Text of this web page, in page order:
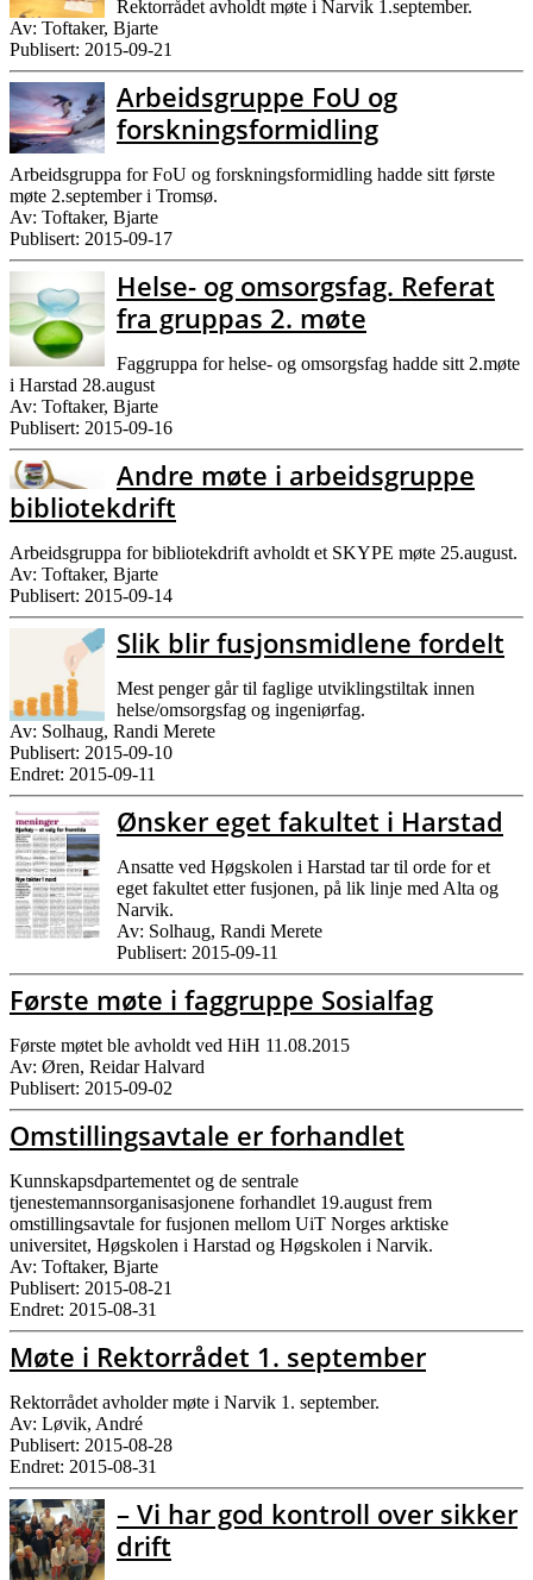
Rektorrådet avholdt møte i Narvik 1.september.
Av: Toftaker, Bjarte
Publisert: 2015-09-21
Arbeidsgruppe FoU og
forskningsformidling
Arbeidsgruppa for FoU og forskningsformidling hadde sitt første
møte 2.september i Tromsø.
Av: Toftaker, Bjarte
Publisert: 2015-09-17
Helse- og omsorgsfag. Referat
fra gruppas 2. møte
Faggruppa for helse- og omsorgsfag hadde sitt 2.møte
i Harstad 28.august
Av: Toftaker, Bjarte
Publisert: 2015-09-16
Andre møte i arbeidsgruppe
bibliotekdrift
Arbeidsgruppa for bibliotekdrift avholdt et SKYPE møte 25.august.
Av: Toftaker, Bjarte
Publisert: 2015-09-14
Slik blir fusjonsmidlene fordelt
Mest penger går til faglige utviklingstiltak innen
helse/omsorgsfag og ingeniørfag.
Av: Solhaug, Randi Merete
Publisert: 2015-09-10
Endret: 2015-09-11
Ønsker eget fakultet i Harstad
Ansatte ved Høgskolen i Harstad tar til orde for et
eget fakultet etter fusjonen, på lik linje med Alta og
Narvik.
Av: Solhaug, Randi Merete
Publisert: 2015-09-11
Første møte i faggruppe Sosialfag
Første møtet ble avholdt ved HiH 11.08.2015
Av: Øren, Reidar Halvard
Publisert: 2015-09-02
Omstillingsavtale er forhandlet
Kunnskapsdpartementet og de sentrale
tjenestemannsorganisasjonene forhandlet 19.august frem
omstillingsavtale for fusjonen mellom UiT Norges arktiske
universitet, Høgskolen i Harstad og Høgskolen i Narvik.
Av: Toftaker, Bjarte
Publisert: 2015-08-21
Endret: 2015-08-31
Møte i Rektorrådet 1. september
Rektorrådet avholder møte i Narvik 1. september.
Av: Løvik, André
Publisert: 2015-08-28
Endret: 2015-08-31
– Vi har god kontroll over sikker
drift